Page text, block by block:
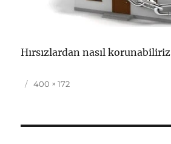
Hırsızlardan nasıl korunabiliriz
YayınTam
400 × 172